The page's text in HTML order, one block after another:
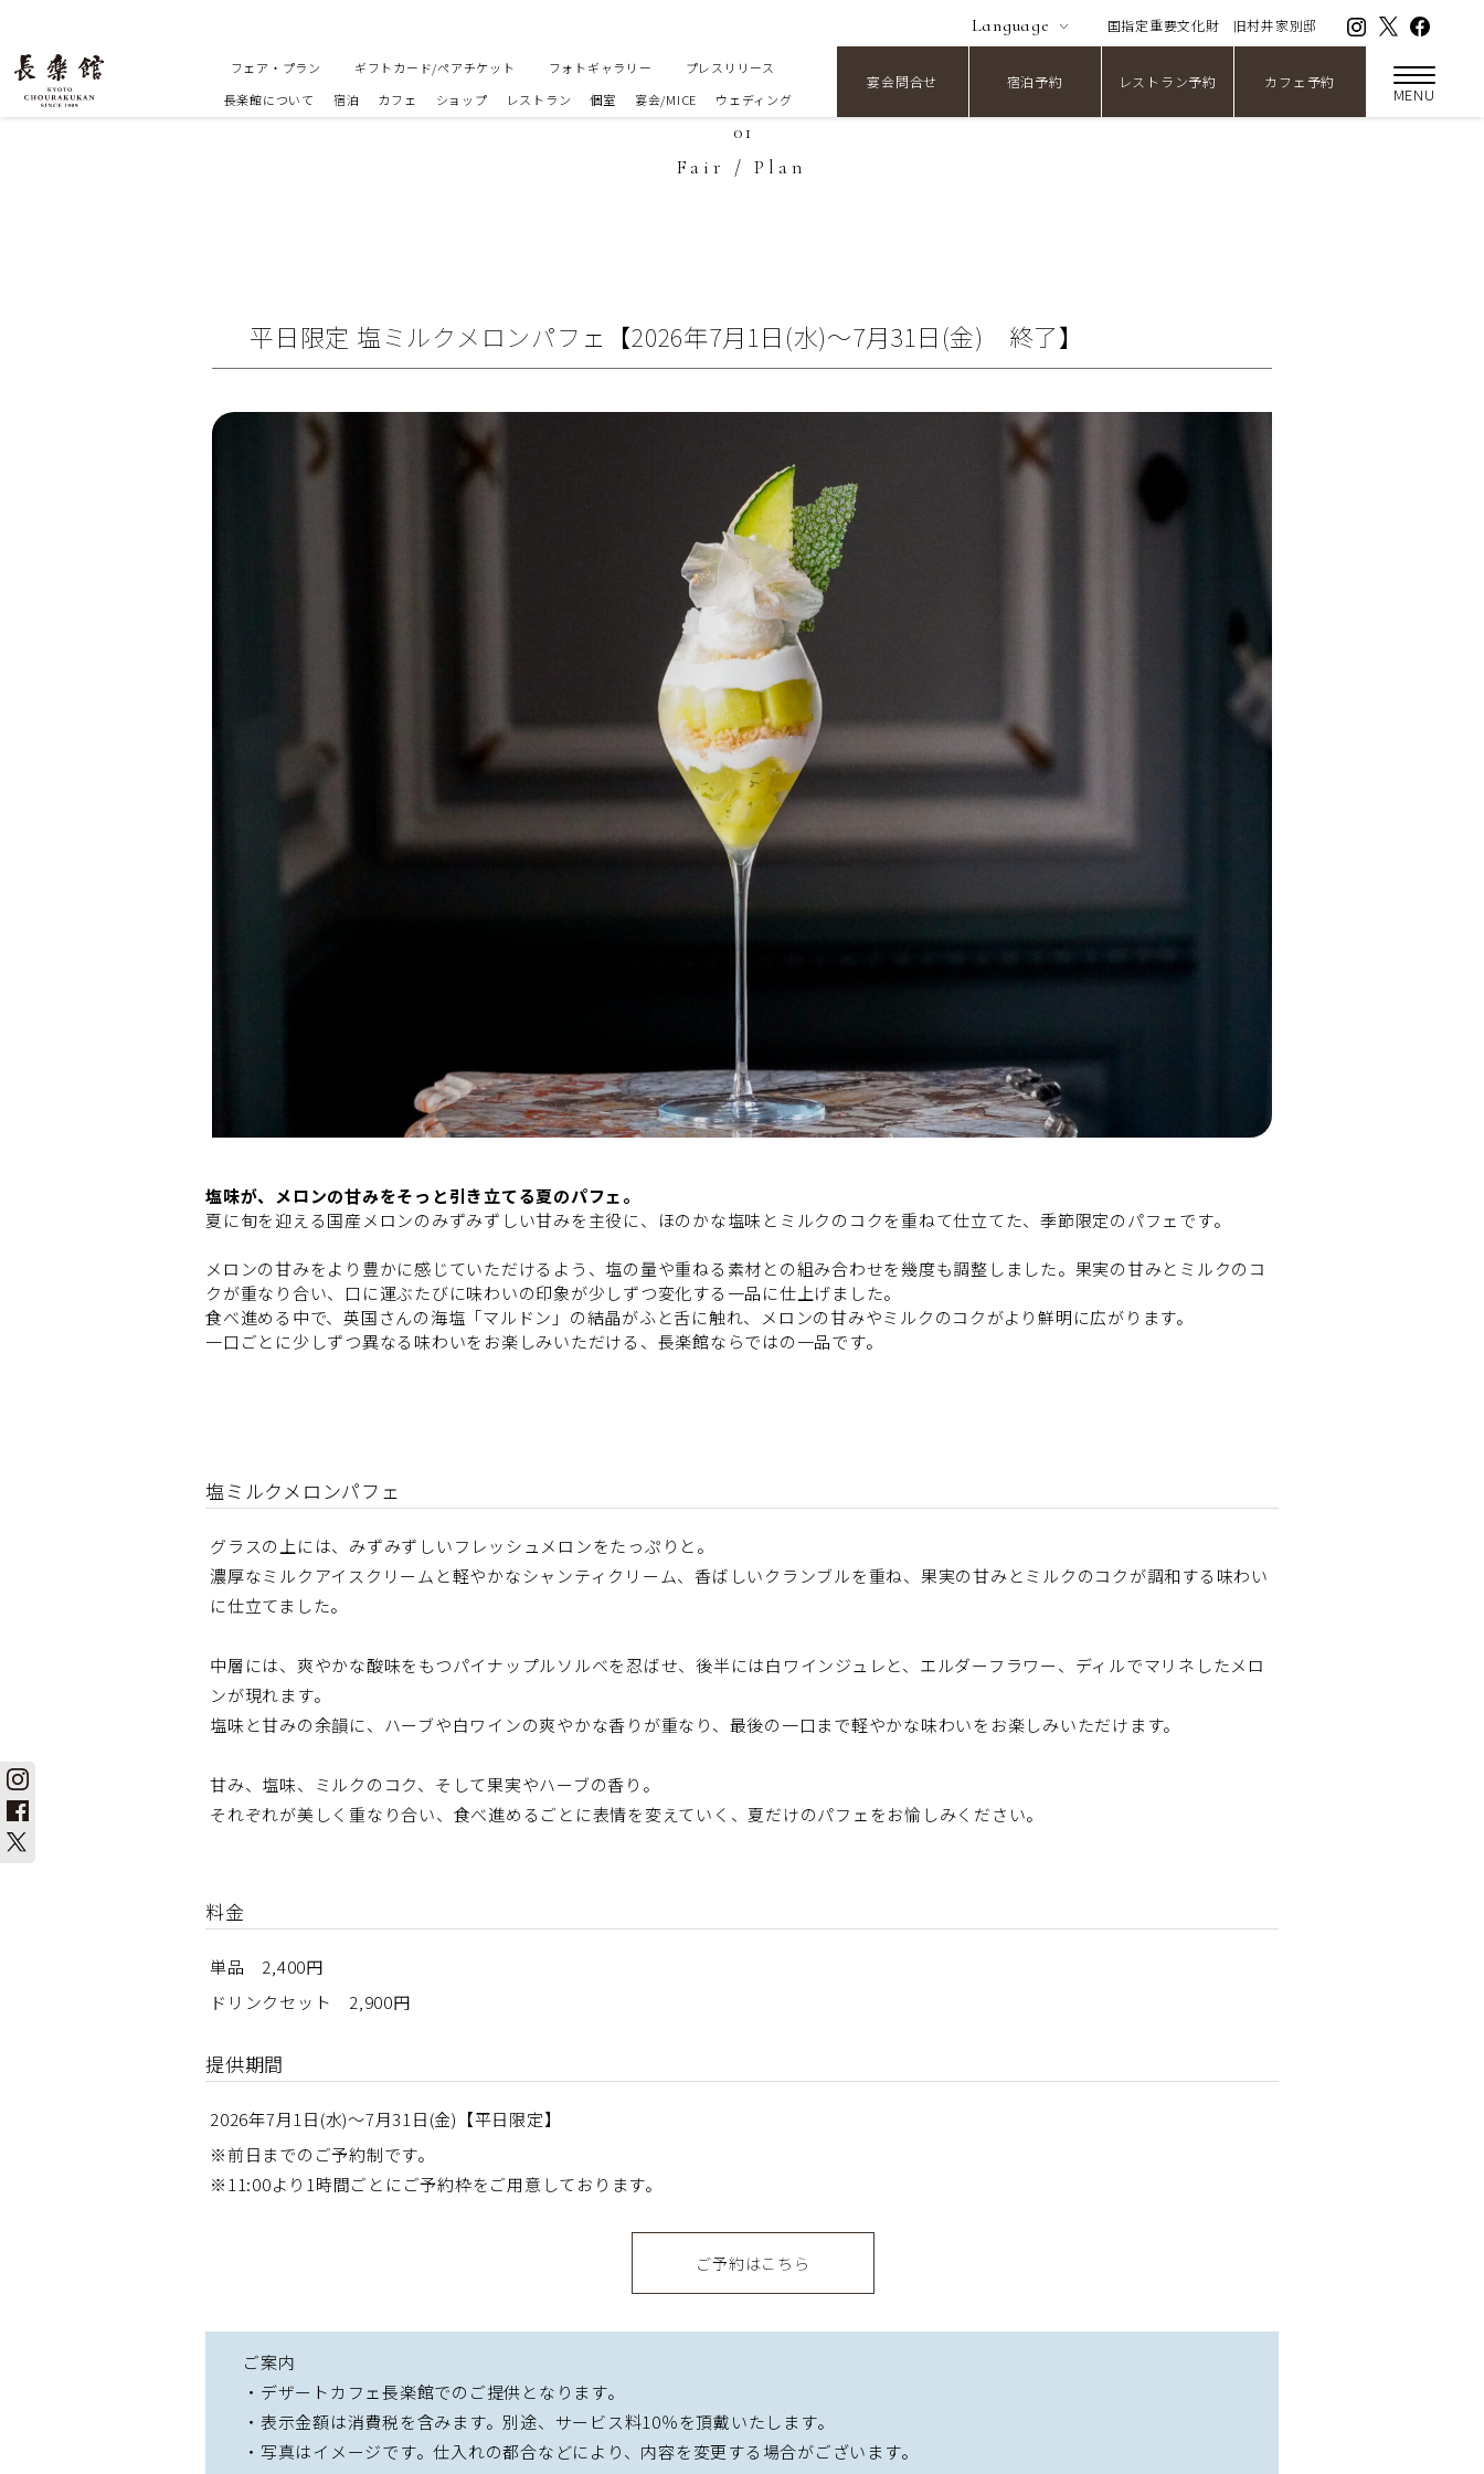
Language 国指定重要文化財 旧村井家別邸
フェア・プラン ギフトカード/ペアチケット フォトギャラリー
プレスリリース
長楽館について
宿泊 カフェ ショップ レストラン 個室 宴会/MICE ウェディング
宴会問合せ 宿泊予約 レストラン予約 カフェ予約
MENU
01
Fair / Plan
平日限定 塩ミルクメロンパフェ【2026年7月1日(水)～7月31日(金) 終了】
塩味が、メロンの甘みをそっと引き立てる夏のパフェ。
夏に旬を迎える国産メロンのみずみずしい甘みを主役に、ほのかな塩味とミルクのコクを重ねて仕立てた、季節限定のパフェです。
メロンの甘みをより豊かに感じていただけるよう、塩の量や重ねる素材との組み合わせを幾度も調整しました。果実の甘みとミルクのコ
クが重なり合い、口に運ぶたびに味わいの印象が少しずつ変化する一品に仕上げました。
食べ進める中で、英国さんの海塩「マルドン」の結晶がふと舌に触れ、メロンの甘みやミルクのコクがより鮮明に広がります。
一口ごとに少しずつ異なる味わいをお楽しみいただける、長楽館ならではの一品です。
塩ミルクメロンパフェ
グラスの上には、みずみずしいフレッシュメロンをたっぷりと。
濃厚なミルクアイスクリームと軽やかなシャンティクリーム、香ばしいクランブルを重ね、果実の甘みとミルクのコクが調和する味わい
に仕立てました。
中層には、爽やかな酸味をもつパイナップルソルベを忍ばせ、後半には白ワインジュレと、エルダーフラワー、ディルでマリネしたメロ
ンが現れます。
塩味と甘みの余韻に、ハーブや白ワインの爽やかな香りが重なり、最後の一口まで軽やかな味わいをお楽しみいただけます。
甘み、塩味、ミルクのコク、そして果実やハーブの香り。
それぞれが美しく重なり合い、食べ進めるごとに表情を変えていく、夏だけのパフェをお愉しみください。
料金
単品 2,400円
ドリンクセット 2,900円
提供期間
2026年7月1日(水)～7月31日(金)【平日限定】
※前日までのご予約制です。
※11:00より1時間ごとにご予約枠をご用意しております。
ご予約はこちら
ご案内
・デザートカフェ長楽館でのご提供となります。
・表示金額は消費税を含みます。別途、サービス料10％を頂戴いたします。
・写真はイメージです。仕入れの都合などにより、内容を変更する場合がございます。